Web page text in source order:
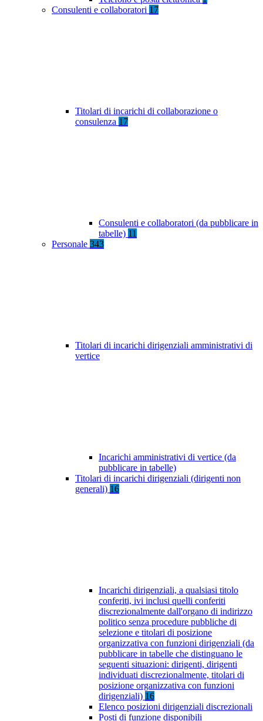
Consulenti e collaboratori 17
Titolari di incarichi di collaborazione o
consulenza 17
Consulenti e collaboratori (da pubblicare in
tabelle) 11
Personale 343
Titolari di incarichi dirigenziali amministrativi di
vertice
Incarichi amministrativi di vertice (da
pubblicare in tabelle)
Titolari di incarichi dirigenziali (dirigenti non
generali) 16
Incarichi dirigenziali, a qualsiasi titolo
conferiti, ivi inclusi quelli conferiti
discrezionalmente dall'organo di indirizzo
politico senza procedure pubbliche di
selezione e titolari di posizione
organizzativa con funzioni dirigenziali (da
pubblicare in tabelle che distinguano le
seguenti situazioni: dirigenti, dirigenti
individuati discrezionalmente, titolari di
posizione organizzativa con funzioni
dirigenziali) 16
Elenco posizioni dirigenziali discrezionali
Posti di funzione disponibili